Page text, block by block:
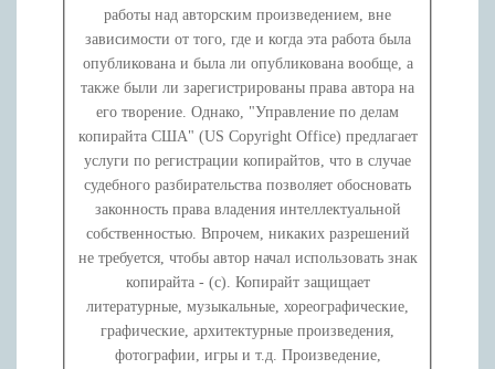
работы над авторским произведением, вне
зависимости от того, где и когда эта работа была
опубликована и была ли опубликована вообще, а
также были ли зарегистрированы права автора на
его творение. Однако, "Управление по делам
копирайта США" (US Copyright Office) предлагает
услуги по регистрации копирайтов, что в случае
судебного разбирательства позволяет обосновать
законность права владения интеллектуальной
собственностью. Впрочем, никаких разрешений
не требуется, чтобы автор начал использовать знак
копирайта - (c). Копирайт защищает
литературные, музыкальные, хореографические,
графические, архитектурные произведения,
фотографии, игры и т.д. Произведение,